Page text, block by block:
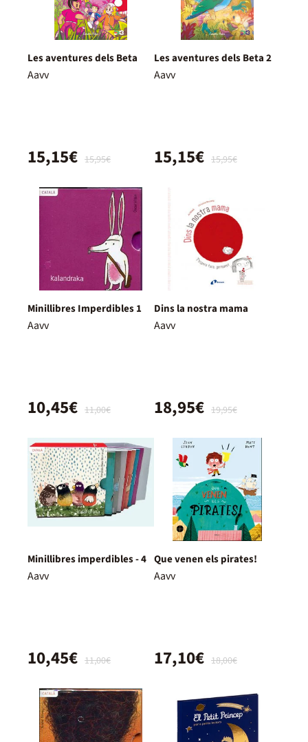
Les aventures dels Beta
Aavv
15,95€
15,15€
Les aventures dels Beta 2
Aavv
15,95€
15,15€
Minillibres Imperdibles 1
Aavv
11,00€
10,45€
Dins la nostra mama
Aavv
19,95€
18,95€
Minillibres imperdibles - 4
Aavv
11,00€
10,45€
Que venen els pirates!
Aavv
18,00€
17,10€